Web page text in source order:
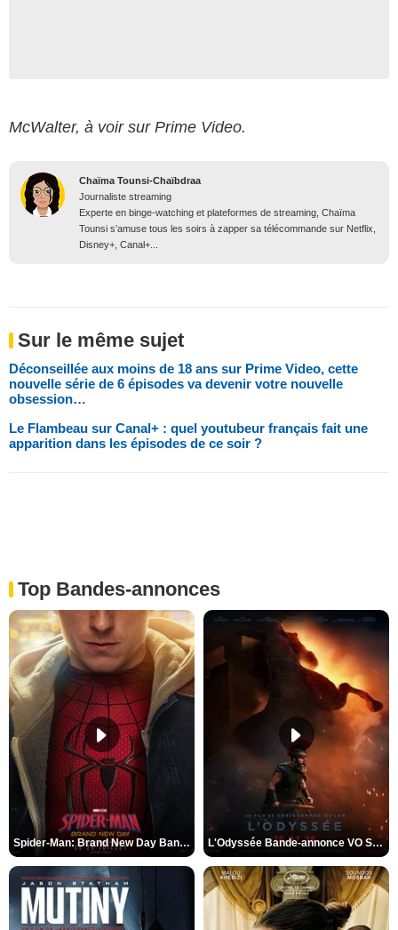
McWalter, à voir sur Prime Video.
Chaïma Tounsi-Chaïbdraa
Journaliste streaming
Experte en binge-watching et plateformes de streaming, Chaïma
Tounsi s’amuse tous les soirs à zapper sa télécommande sur Netflix,
Disney+, Canal+...
Sur le même sujet
Déconseillée aux moins de 18 ans sur Prime Video, cette
nouvelle série de 6 épisodes va devenir votre nouvelle
obsession…
Le Flambeau sur Canal+ : quel youtubeur français fait une
apparition dans les épisodes de ce soir ?
Top Bandes-annonces
Spider-Man: Brand New Day Bande-annonce VO STFR L'Odyssée Bande-annonce VO STFR